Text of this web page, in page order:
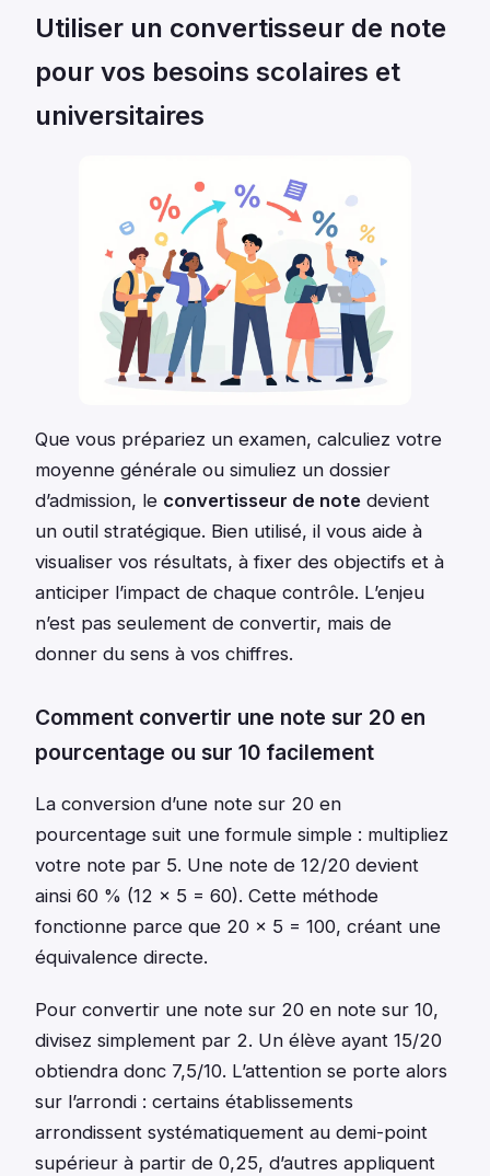
Utiliser un convertisseur de note
pour vos besoins scolaires et
universitaires
Que vous prépariez un examen, calculiez votre
moyenne générale ou simuliez un dossier
d’admission, le convertisseur de note devient
un outil stratégique. Bien utilisé, il vous aide à
visualiser vos résultats, à fixer des objectifs et à
anticiper l’impact de chaque contrôle. L’enjeu
n’est pas seulement de convertir, mais de
donner du sens à vos chiffres.
Comment convertir une note sur 20 en
pourcentage ou sur 10 facilement
La conversion d’une note sur 20 en
pourcentage suit une formule simple : multipliez
votre note par 5. Une note de 12/20 devient
ainsi 60 % (12 × 5 = 60). Cette méthode
fonctionne parce que 20 × 5 = 100, créant une
équivalence directe.
Pour convertir une note sur 20 en note sur 10,
divisez simplement par 2. Un élève ayant 15/20
obtiendra donc 7,5/10. L’attention se porte alors
sur l’arrondi : certains établissements
arrondissent systématiquement au demi-point
supérieur à partir de 0,25, d’autres appliquent